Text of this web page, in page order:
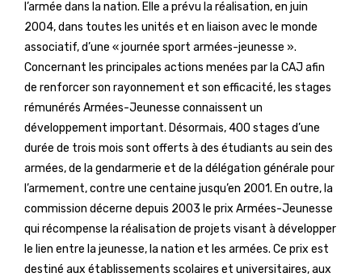
l’armée dans la nation. Elle a prévu la réalisation, en juin
2004, dans toutes les unités et en liaison avec le monde
associatif, d’une « journée sport armées-jeunesse ».
Concernant les principales actions menées par la CAJ afin
de renforcer son rayonnement et son efficacité, les stages
rémunérés Armées-Jeunesse connaissent un
développement important. Désormais, 400 stages d’une
durée de trois mois sont offerts à des étudiants au sein des
armées, de la gendarmerie et de la délégation générale pour
l’armement, contre une centaine jusqu’en 2001. En outre, la
commission décerne depuis 2003 le prix Armées-Jeunesse
qui récompense la réalisation de projets visant à développer
le lien entre la jeunesse, la nation et les armées. Ce prix est
destiné aux établissements scolaires et universitaires, aux